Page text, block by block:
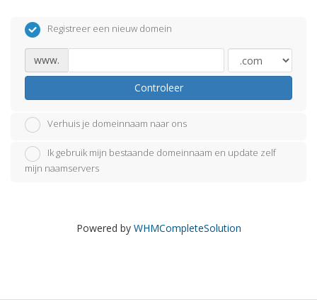
Registreer een nieuw domein
www.
Controleer
Verhuis je domeinnaam naar ons
Ik gebruik mijn bestaande domeinnaam en update zelf
mijn naamservers
Powered by WHMCompleteSolution